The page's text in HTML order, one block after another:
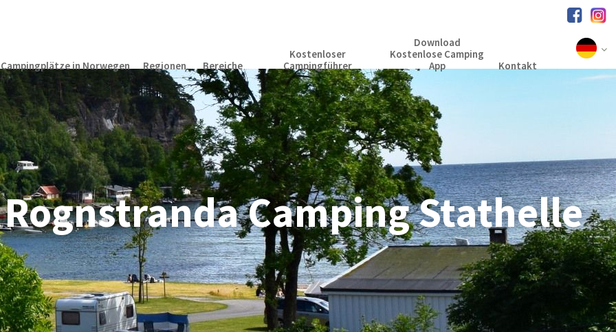
Campingplätze in Norwegen Regionen Bereiche
Kostenloser
Campingführer
Download
Kostenlose Camping
App
Kontakt
Rognstranda Camping Stathelle